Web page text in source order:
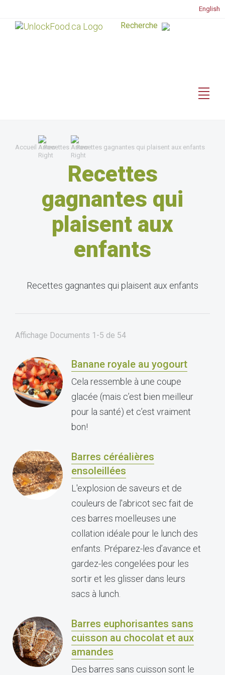
English
Accueil Recettes Recettes gagnantes qui plaisent aux enfants
Recettes
gagnantes qui
plaisent aux
enfants
Recettes gagnantes qui plaisent aux enfants
Affichage Documents 1-5 de 54
Banane royale au yogourt
Cela ressemble à une coupe
glacée (mais c’est bien meilleur
pour la santé) et c’est vraiment
bon!
Barres céréalières
ensoleillées
L'explosion de saveurs et de
couleurs de l'abricot sec fait de
ces barres moelleuses une
collation idéale pour le lunch des
enfants. Préparez-les d’avance et
gardez-les congelées pour les
sortir et les glisser dans leurs
sacs à lunch.
Barres euphorisantes sans
cuisson au chocolat et aux
amandes
Des barres sans cuisson sont le